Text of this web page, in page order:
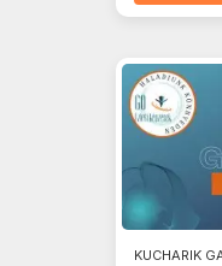
KUCHARIK